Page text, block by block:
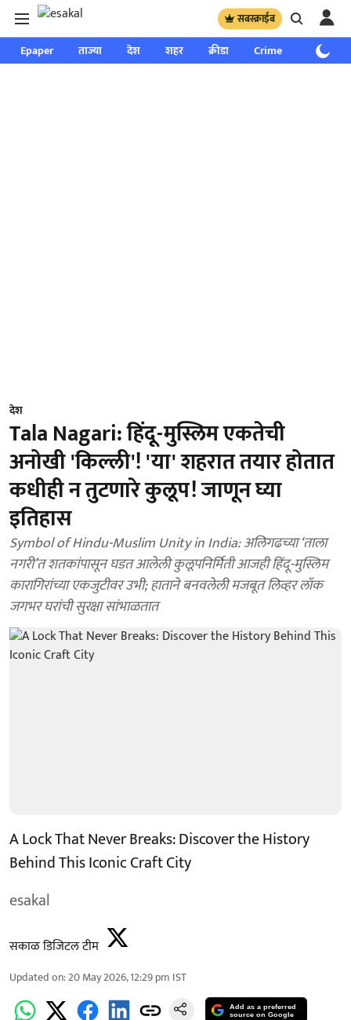
सबस्क्राईब
Epaper ताज्या देश शहर क्रीडा Crime साप्ताहिक
देश
Tala Nagari: हिंदू-मुस्लिम एकतेची
अनोखी 'किल्ली'! 'या' शहरात तयार होतात
कधीही न तुटणारे कुलूप! जाणून घ्या
इतिहास
Symbol of Hindu-Muslim Unity in India: अलिगढच्या ‘ताला
नगरी’त शतकांपासून घडत आलेली कुलूपनिर्मिती आजही हिंदू-मुस्लिम
कारागिरांच्या एकजुटीवर उभी; हाताने बनवलेली मजबूत लिव्हर लॉक
जगभर घरांची सुरक्षा सांभाळतात
A Lock That Never Breaks: Discover the History
Behind This Iconic Craft City
esakal
सकाळ डिजिटल टीम
Updated on:20 May 2026, 12:29 pm IST
Add as a preferred
source on Google